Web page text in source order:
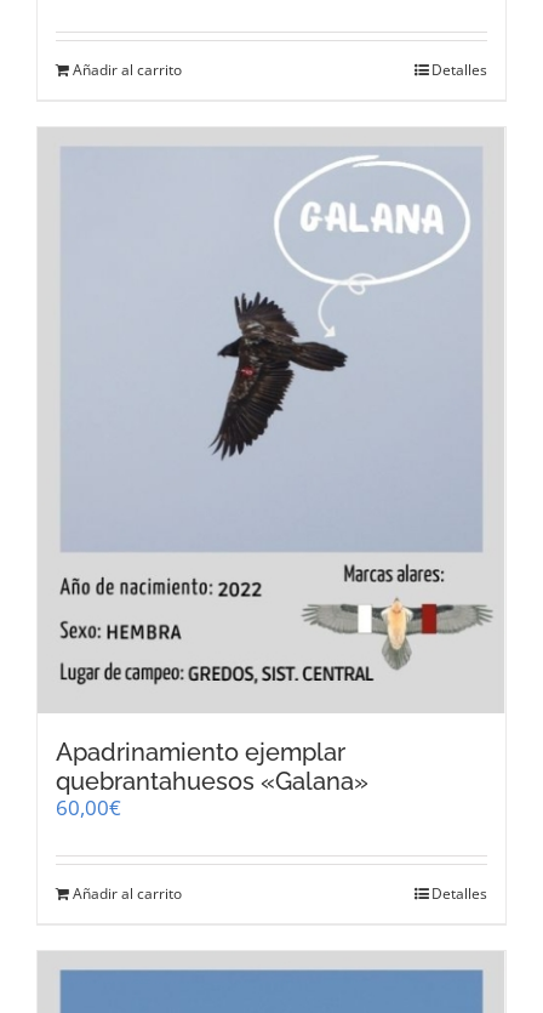
Añadir al carrito Detalles
Apadrinamiento ejemplar
quebrantahuesos «Galana»
60,00€
Añadir al carrito Detalles